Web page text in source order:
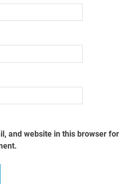
and website in this browser for